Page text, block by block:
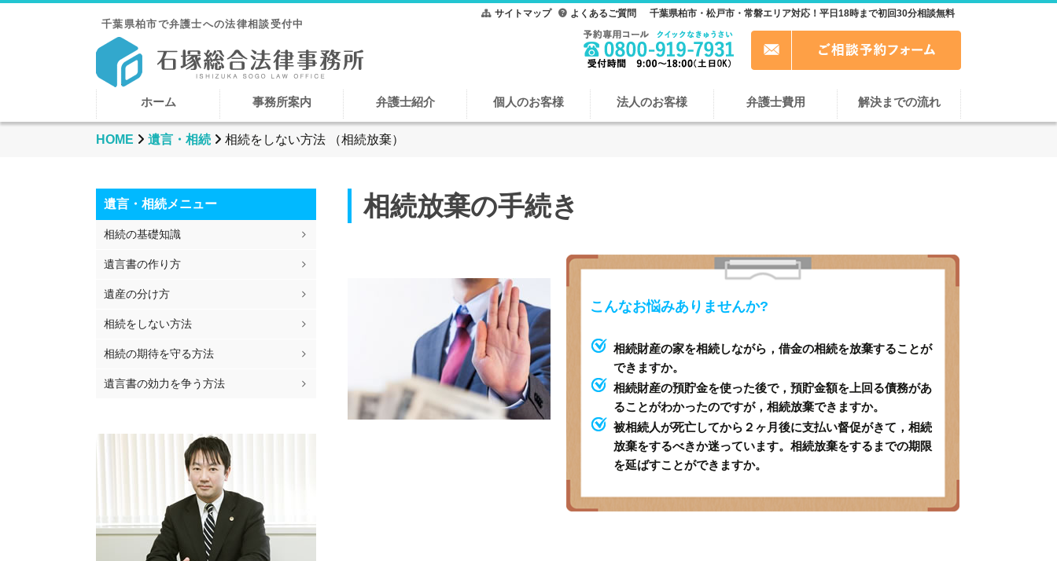
千葉県柏市で弁護士への法律相談受付中
サイトマップ よくあるご質問 千葉県柏市・松戸市・常磐エリア対応！平日18時まで初回30分相談無料
ホーム 事務所案内 弁護士紹介 個人のお客様 法人のお客様 弁護士費用 解決までの流れ
HOME 遺言・相続 相続をしない方法 （相続放棄）
相続放棄の手続き
こんなお悩みありませんか?
相続財産の家を相続しながら，借金の相続を放棄することが
できますか。
相続財産の預貯金を使った後で，預貯金額を上回る債務があ
ることがわかったのですが，相続放棄できますか。
被相続人が死亡してから２ヶ月後に支払い督促がきて，相続
放棄をするべきか迷っています。相続放棄をするまでの期限
を延ばすことができますか。
遺言・相続メニュー
相続の基礎知識
遺言書の作り方
遺産の分け方
相続をしない方法
相続の期待を守る方法
遺言書の効力を争う方法